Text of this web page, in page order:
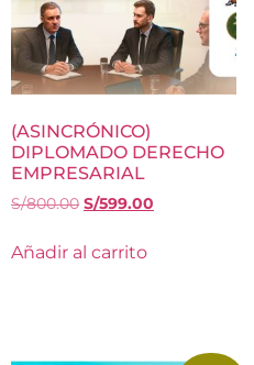
(ASINCRÓNICO)
DIPLOMADO DERECHO
EMPRESARIAL
S/800.00 S/599.00
Añadir al carrito